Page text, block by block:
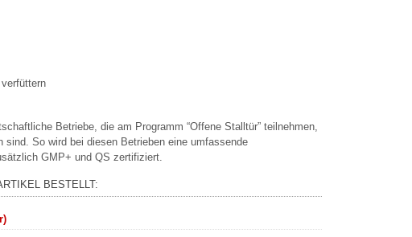
Betriebe, die am Programm “Offene Stalltür” teilnehmen,
So wird bei diesen Betrieben eine umfassende
GMP+ und QS zertifiziert.
BESTELLT: